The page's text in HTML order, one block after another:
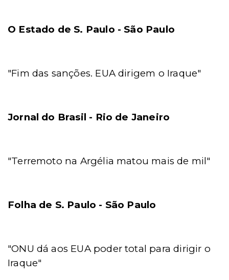
O Estado de S. Paulo - São Paulo
"Fim das sanções. EUA dirigem o Iraque"
Jornal do Brasil - Rio de Janeiro
"Terremoto na Argélia matou mais de mil"
Folha de S. Paulo - São Paulo
"ONU dá aos EUA poder total para dirigir o
Iraque"